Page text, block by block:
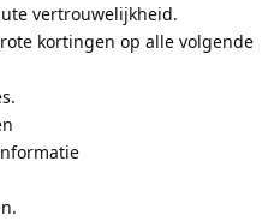
vertrouwelijkheid.
kortingen op alle volgende